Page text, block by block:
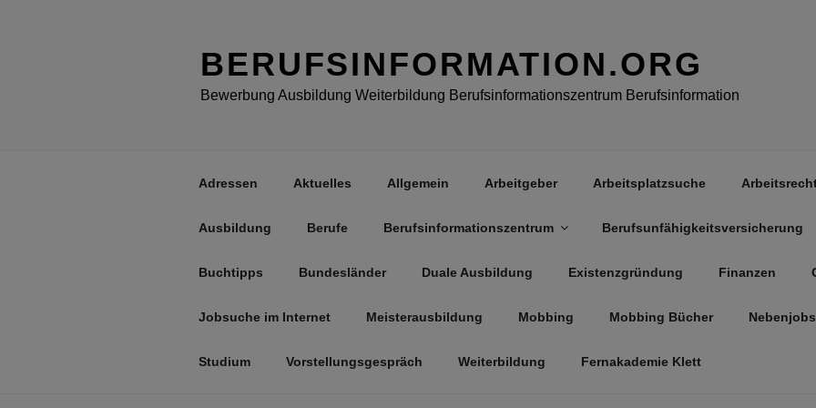
BERUFSINFORMATION.ORG
Bewerbung Ausbildung Weiterbildung Berufsinformationszentrum Berufsinformation
Adressen Aktuelles Allgemein Arbeitgeber Arbeitsplatzsuche
Ausbildung Berufe Berufsinformationszentrum Berufsunfähigkeitsversicherung
Buchtipps Bundesländer Duale Ausbildung Existenzgründung Finanzen
Jobsuche im Internet Meisterausbildung Mobbing Mobbing Bücher Nebenjobs
Studium Vorstellungsgespräch Weiterbildung Fernakademie Klett